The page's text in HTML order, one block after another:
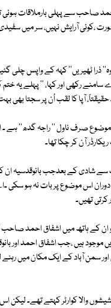
تھی۔ یہیں 2 برس پہلے اشفاق احمد صاحب سے پہلی
،کوئی آرایش نہیں، سر میں
ذرا ٹھیریں'' کہہ کے واپس چلی
رکھی اور کہا، '' پہلے یہ ختم
آپا کا لقب اُن پر سجتا بھی
موضوع صرف ناول '' راجہ گدھ'' ہے ۔
آن کر چکا تھا۔
شادی کے بعدجب بانوقدسیہ ان
دوران اس موضوع پر بات نہ ہو
کرتی تھیں۔
ان کے ہاتھ میں اشفاق احمد
موجود ہیں ،جب اشفاق احمد اور
سمن آباد کے ایک مکان میں
کوارٹر کہتے تھے۔ لیکن اس